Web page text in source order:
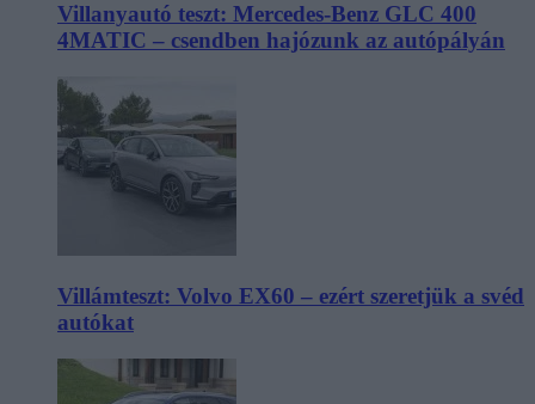
Villanyautó teszt: Mercedes-Benz GLC 400
4MATIC – csendben hajózunk az autópályán
Villámteszt: Volvo EX60 – ezért szeretjük a svéd
autókat